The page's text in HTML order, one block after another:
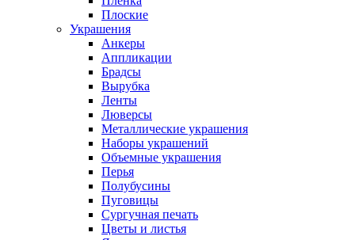
Плоские
Украшения
Анкеры
Аппликации
Брадсы
Вырубка
Ленты
Люверсы
Металлические украшения
Наборы украшений
Объемные украшения
Перья
Полубусины
Пуговицы
Сургучная печать
Цветы и листья